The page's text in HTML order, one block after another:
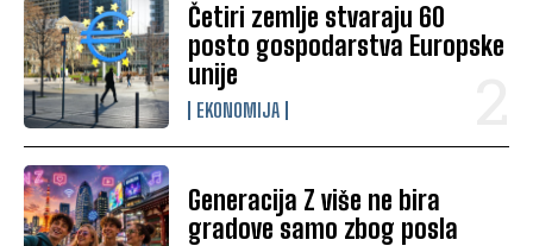
Četiri zemlje stvaraju 60
posto gospodarstva Europske
unije
EKONOMIJA
Generacija Z više ne bira
gradove samo zbog posla